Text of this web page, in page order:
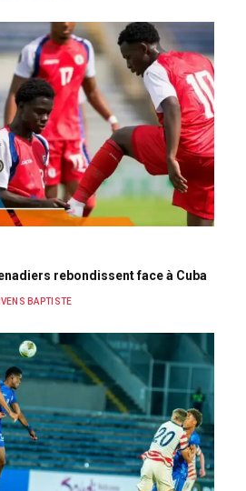
rebondissent face à Cuba
BAPTISTE